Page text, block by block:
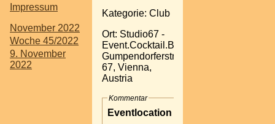
Impressum
November 2022
Woche 45/2022
9. November
2022
Kategorie: Club
Ort: Studio67 -
Event.Cocktail.Bar
Gumpendorferstrasse
67, Vienna,
Austria
Kommentar
Eventlocation in Wien